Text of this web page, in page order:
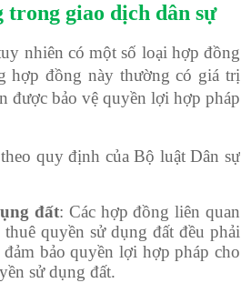
giao dịch dân sự
nhiên có một số loại hợp đồng
hợp đồng này thường có giá trị
được bảo vệ quyền lợi hợp pháp
quy định của Bộ luật Dân sự
đất: Các hợp đồng liên quan
quyền sử dụng đất đều phải
bảo quyền lợi hợp pháp cho
sử dụng đất.